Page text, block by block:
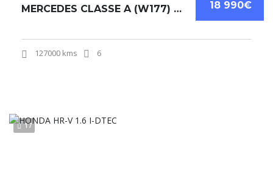
18 990€
MERCEDES CLASSE A (W177) A180 D – 116CV BVA7 PROGRESSIVE LINE
127000 kms 6
17